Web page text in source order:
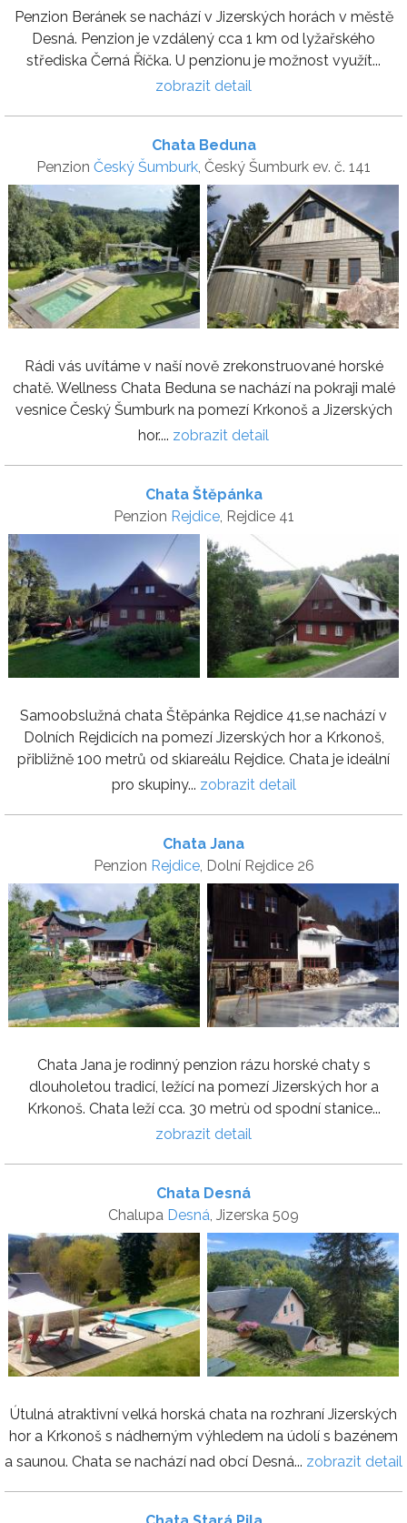
Penzion Beránek se nachází v Jizerských horách v městě
Desná. Penzion je vzdálený cca 1 km od lyžařského
střediska Černá Říčka. U penzionu je možnost využít...
zobrazit detail
Chata Beduna
Penzion Český Šumburk , Český Šumburk ev. č. 141
Rádi vás uvítáme v naší nově zrekonstruované horské
chatě. Wellness Chata Beduna se nachází na pokraji malé
vesnice Český Šumburk na pomezí Krkonoš a Jizerských
hor.... zobrazit detail
Chata Štěpánka
Penzion Rejdice, Rejdice 41
Samoobslužná chata Štěpánka Rejdice 41,se nachází v
Dolních Rejdicích na pomezí Jizerských hor a Krkonoš,
přibližně 100 metrů od skiareálu Rejdice. Chata je ideální
pro skupiny... zobrazit detail
Chata Jana
Penzion Rejdice, Dolní Rejdice 26
Chata Jana je rodinný penzion rázu horské chaty s
dlouholetou tradicí, ležící na pomezí Jizerských hor a
Krkonoš. Chata leží cca. 30 metrù od spodní stanice...
zobrazit detail
Chata Desná
Chalupa Desná, Jizerska 509
Útulná atraktivní velká horská chata na rozhraní Jizerských
hor a Krkonoš s nádherným výhledem na údolí s bazénem
a saunou. Chata se nachází nad obcí Desná... zobrazit detail